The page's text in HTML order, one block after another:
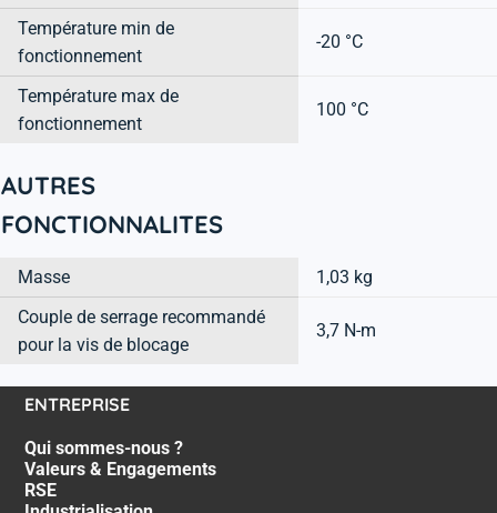
Température min de
fonctionnement
-20 °C
Température max de
fonctionnement
100 °C
AUTRES
FONCTIONNALITES
Masse
1,03 kg
Couple de serrage recommandé
pour la vis de blocage
3,7 N-m
ENTREPRISE
Qui sommes-nous ?
Valeurs & Engagements
RSE